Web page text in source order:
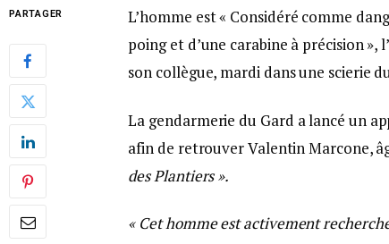
PARTAGER
L’homme est « Considéré comme
poing et d’une carabine à précision »,
son collègue, mardi dans une scierie
La gendarmerie du Gard a lancé un
afin de retrouver Valentin Marcone,
des Plantiers ».
« Cet homme est activement